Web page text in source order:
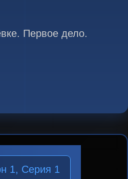
Первое дело.
1, Серия 1